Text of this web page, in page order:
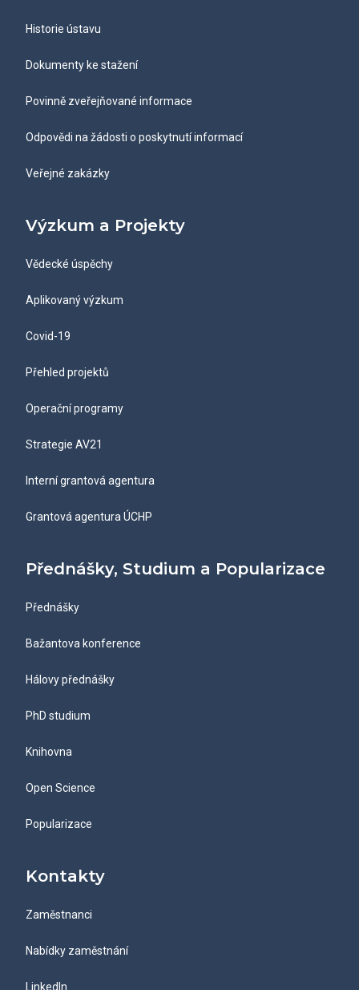
Historie ústavu
Dokumenty ke stažení
Povinně zveřejňované informace
Odpovědi na žádosti o poskytnutí informací
Veřejné zakázky
Výzkum a Projekty
Vědecké úspěchy
Aplikovaný výzkum
Covid-19
Přehled projektů
Operační programy
Strategie AV21
Interní grantová agentura
Grantová agentura ÚCHP
Přednášky, Studium a Popularizace
Přednášky
Bažantova konference
Hálovy přednášky
PhD studium
Knihovna
Open Science
Popularizace
Kontakty
Zaměstnanci
Nabídky zaměstnání
LinkedIn